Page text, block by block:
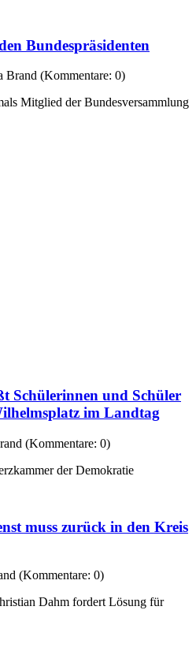
Bundespräsidenten
Brand (Kommentare: 0)
Mitglied der Bundesversammlung
Schülerinnen und Schüler
im Landtag
(Kommentare: 0)
der Demokratie
muss zurück in den Kreis
(Kommentare: 0)
Dahm fordert Lösung für